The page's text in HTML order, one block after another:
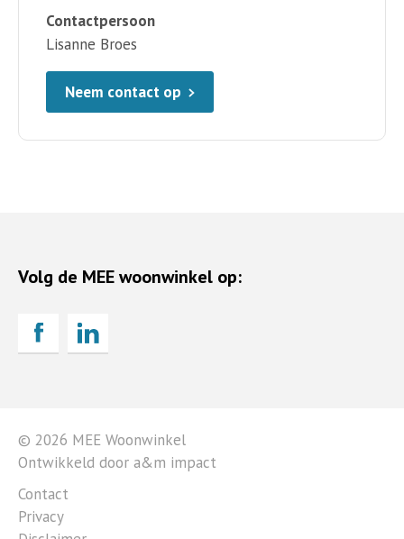
Contactpersoon
Lisanne Broes
Neem contact op
Volg de MEE woonwinkel op:
© 2026 MEE Woonwinkel
Ontwikkeld door a&m impact
Contact
Privacy